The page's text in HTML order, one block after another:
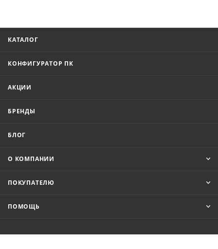
КАТАЛОГ
КОНФИГУРАТОР ПК
АКЦИИ
БРЕНДЫ
БЛОГ
О КОМПАНИИ
ПОКУПАТЕЛЮ
ПОМОЩЬ